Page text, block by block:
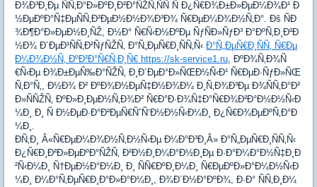
Ð¾Ð³Ð¸Ðµ ÑÑ‚Ð°Ð»ÐºÐ¸Ð²Ð°ÑŽÑ‚ÑÑ Ñ Ð¿Ñ€Ð¾Ð±Ð»ÐµÐ¼Ð¾Ð¹ Ð
½ÐµÐºÐ°Ñ‡ÐµÑÑ‚Ð²ÐµÐ½Ð½Ð¾Ð³Ð¾ Ñ€ÐµÐ¼Ð¾Ð½Ñ‚Ð°. Ðš ÑÐ
¾Ð¶Ð°Ð»ÐµÐ½Ð¸ÑŽ, Ð½Ð° Ñ€Ñ‹Ð½ÐºÐµ ÑƒÑÐ»ÑƒÐ³ Ð°ÐºÑ‚Ð¸Ð²Ð
½Ð¾ Ð´ÐµÐ¹ÑÑ‚Ð²ÑƒÑŽÑ‚ Ð°Ñ„ÐµÑ€Ð¸ÑÑ‚Ñ‹ Ð°Ñ„ÐµÑ€Ð¸ÑÑ‚ Ñ€Ðµ
Ð¼Ð¾Ð½Ñ‚ ÐºÐ²Ð°Ñ€Ñ‚Ð¸Ñ€ https://sk-service1.ru, ÐºÐ¾Ñ‚Ð¾Ñ
€Ñ‹Ðµ Ð¾Ð±ÐµÑ‰Ð°ÑŽÑ‚ Ð¸Ð´ÐµÐ°Ð»ÑŒÐ½Ñ‹Ð¹ Ñ€ÐµÐ·ÑƒÐ»ÑŒ
Ñ‚Ð°Ñ‚, Ð½Ð¾ Ð² ÐºÐ¾Ð½ÐµÑ‡Ð½Ð¾Ð¼ Ð¸Ñ‚Ð¾Ð³Ðµ Ð¾ÑÑ‚Ð°Ð²
Ð»ÑÑŽÑ‚ ÐºÐ»Ð¸ÐµÐ½Ñ‚Ð¾Ð² Ñ€Ð°Ð·Ð¾Ñ‡Ð°Ñ€Ð¾Ð²Ð°Ð½Ð½Ñ‹Ð
¼Ð¸ Ð¸ Ñ Ð½ÐµÐ·Ð°Ð²ÐµÑ€ÑˆÑ‘Ð½Ð½Ñ‹Ð¼Ð¸ Ð¿Ñ€Ð¾ÐµÐºÑ‚Ð°Ð
¼Ð¸.
Ð­Ñ‚Ð¸ Â«Ñ€ÐµÐ¼Ð¾Ð½Ñ‚Ð½Ñ‹Ðµ Ð¼Ð°Ð³Ð¸Â» Ð°Ñ„ÐµÑ€Ð¸ÑÑ‚Ñ‹
Ð¿Ñ€Ð¸Ð²Ð»ÐµÐºÐ°ÑŽÑ‚ Ð²Ð½Ð¸Ð¼Ð°Ð½Ð¸Ðµ Ð·Ð°Ð¼Ð°Ð½Ñ‡Ð¸Ð
²Ñ‹Ð¼Ð¸ Ñ†ÐµÐ½Ð°Ð¼Ð¸ Ð¸ ÑÑ€ÐºÐ¸Ð¼Ð¸ Ñ€ÐµÐºÐ»Ð°Ð¼Ð½Ñ‹Ð
¼Ð¸ Ð¼Ð°Ñ‚ÐµÑ€Ð¸Ð°Ð»Ð°Ð¼Ð¸, Ð¾Ð´Ð½Ð°ÐºÐ¾, Ð·Ð° ÑÑ‚Ð¸Ð¼